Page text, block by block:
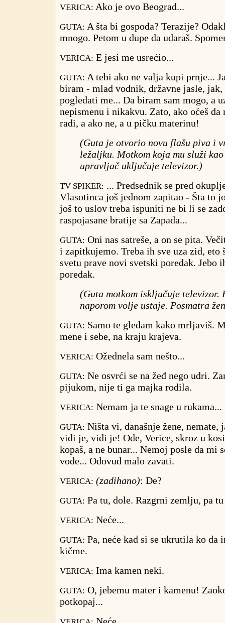
VERICA: Ako je ovo Beograd...
GUTA: A šta bi gospođa? Terazije?
mnogo. Petom u dupe da udaraš.
VERICA: E jesi me usrećio...
GUTA: A tebi ako ne valja kupi prnje...
biram - mlad vodnik, državne jasle,
pogledati me... Da biram sam mogo, a
nepismenu i nikakvu. Zato, ako oćeš da
radi, a ako ne, a u pičku materinu!
(Guta je otvorio novu flašu piva i
ležaljku. Motkom koja mu služi
upravljač uključuje televizor.)
TV SPIKER: ... Predsednik se pred
Vlasotinca još jednom zapitao - Šta to
još to uslov treba ispuniti ne bi li se
raspojasane bratije sa Zapada...
GUTA: Oni nas satreše, a on se pita.
i zapitkujemo. Treba ih sve uza zid, eto
svetu prave novi svetski poredak. Jebo
poredak.
(Guta motkom isključuje televizor.
naporom volje ustaje. Posmatra
GUTA: Samo te gledam kako mrljaviš.
mene i sebe, na kraju krajeva.
VERICA: Ožednela sam nešto...
GUTA: Ne osvrći se na žeđ nego udri.
pijukom, nije ti ga majka rodila.
VERICA: Nemam ja te snage u rukama...
GUTA: Ništa vi, današnje žene, nemate,
vidi je, vidi je! Ode, Verice, skroz u
kopaš, a ne bunar... Nemoj posle da mi
vode... Odovud malo zavati.
VERICA: (zadihano): De?
GUTA: Pa tu, dole. Razgrni zemlju, pa
VERICA: Neće...
GUTA: Pa, neće kad si se ukrutila ko da
kičme.
VERICA: Ima kamen neki.
GUTA: O, jebemu mater i kamenu!
potkopaj...
Neće...